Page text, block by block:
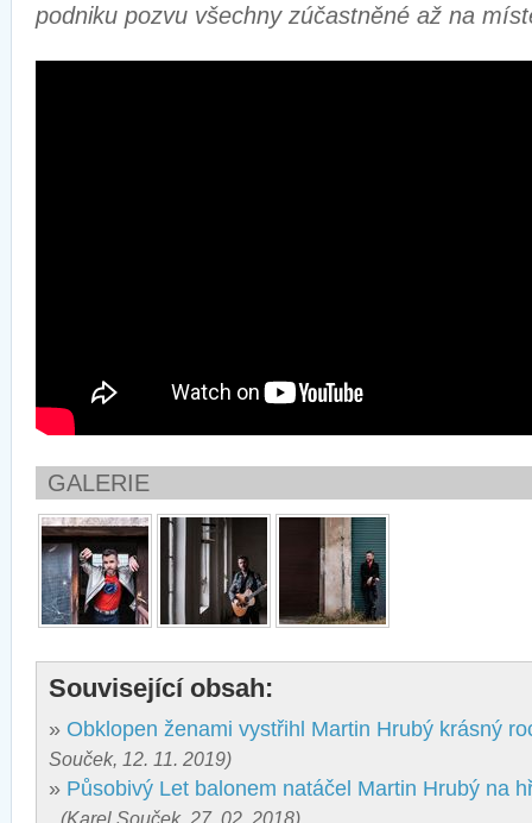
podniku pozvu všechny zúčastněné až na
GALERIE
Související obsah:
» Obklopen ženami vystřihl Martin Hrubý krásný
Souček, 12. 11. 2019)
» Působivý Let balonem natáčel Martin Hrubý na
(Karel Souček, 27. 02. 2018)